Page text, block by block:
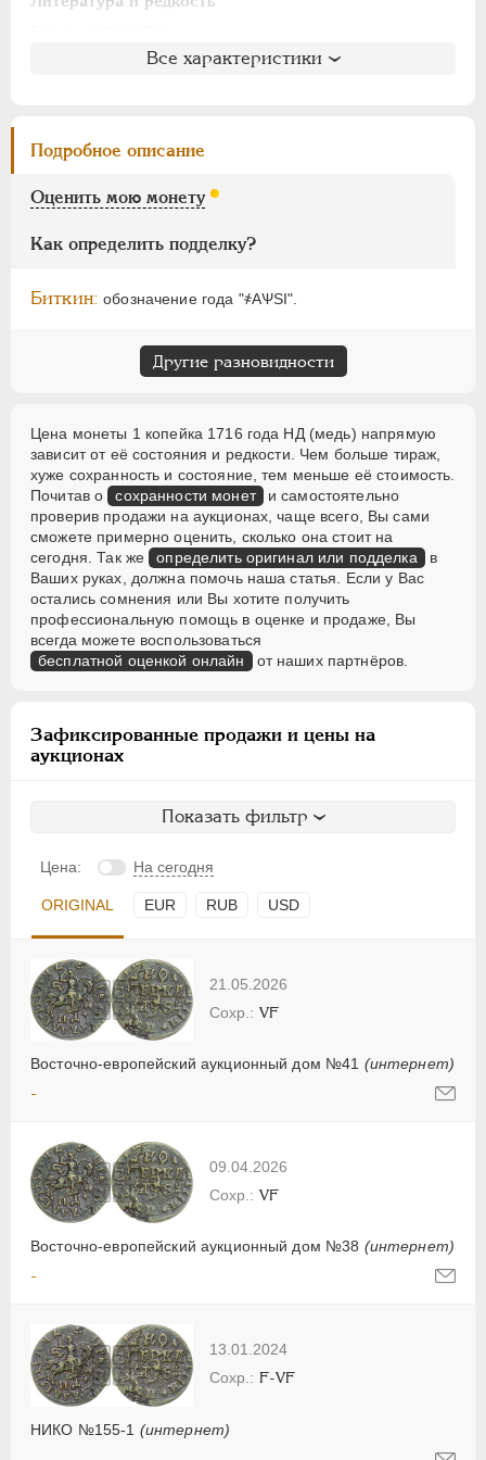
: 8 рублей
Семёнов: 203-21000
ГМ
Брекке: 243 (черта, 75$)
Все характеристики
Подробное описание
Оценить мою монету
Как определить подделку?
Биткин: обозначение года "҂АѰSI".
Другие разновидности
Цена монеты 1 копейка 1716 года НД (медь) напрямую
зависит от её состояния и редкости. Чем больше тираж,
хуже сохранность и состояние, тем меньше её стоимость.
Почитав о сохранности монет и самостоятельно
проверив продажи на аукционах, чаще всего, Вы сами
сможете примерно оценить, сколько она стоит на
сегодня. Так же определить оригинал или подделка в
Ваших руках, должна помочь наша статья. Если у Вас
остались сомнения или Вы хотите получить
профессиональную помощь в оценке и продаже, Вы
всегда можете воспользоваться
бесплатной оценкой онлайн от наших партнёров.
Зафиксированные продажи и цены на
аукционах
Показать фильтр
Цена: На сегодня
ORIGINAL EUR RUB USD
21.05.2026
Восточно-европейский аукционный дом №41 (интернет)
VF
-
09.04.2026
Восточно-европейский аукционный дом №38 (интернет)
VF
-
13.01.2024
НИКО №155-1 (интернет)
F-VF
1855-1881
ВРЕМЕННОЕ ПРАВ. 1917-1918